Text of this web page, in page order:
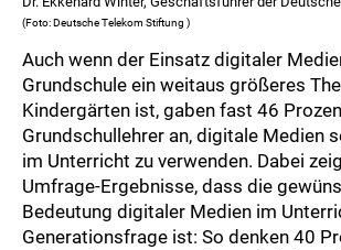
(Foto: Deutsche Telekom Stiftung )
Auch wenn der Einsatz digitaler
Grundschule ein weitaus größeres
Kindergärten ist, gaben fast 46
Grundschullehrer an, digitale Medien
im Unterricht zu verwenden. Dabei
Umfrage-Ergebnisse, dass die
Bedeutung digitaler Medien im
Generationsfrage ist: So denken 40